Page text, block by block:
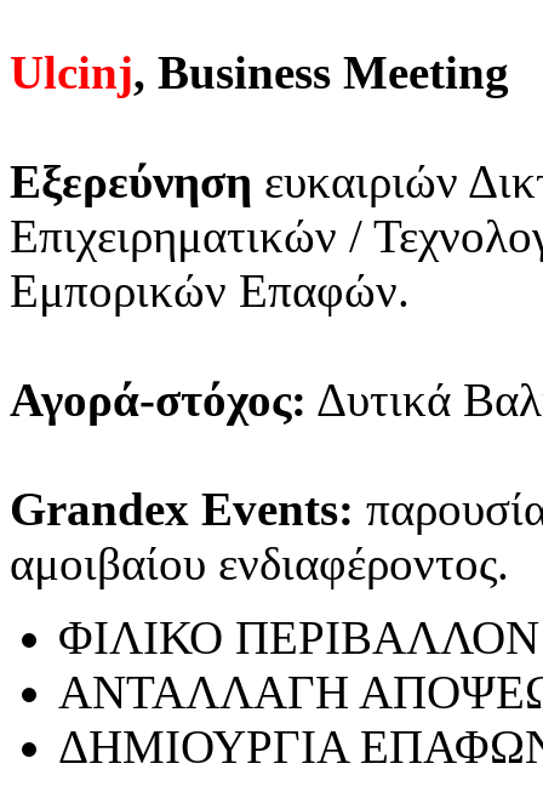
Ulcinj, Business Meeting
Εξερεύνηση ευκαιριών
Επιχειρηματικών /
Εμπορικών Επαφών.
Αγορά-στόχος: Δυτικά
Grandex Events:
αμοιβαίου ενδιαφέροντος.
ΦΙΛΙΚΟ ΠΕΡΙΒΑΛΛΟΝ
ΑΝΤΑΛΛΑΓΗ
ΔΗΜΙΟΥΡΓΙΑ